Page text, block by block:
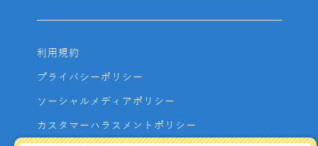
利用規約
プライバシーポリシー
ソーシャルメディアポリシー
カスタマーハラスメントポリシー